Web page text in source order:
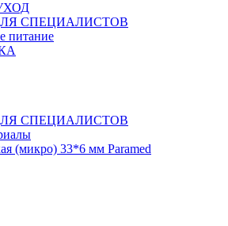
СПЕЦИАЛИСТОВ
питание
СПЕЦИАЛИСТОВ
(микро) 33*6 мм Paramed